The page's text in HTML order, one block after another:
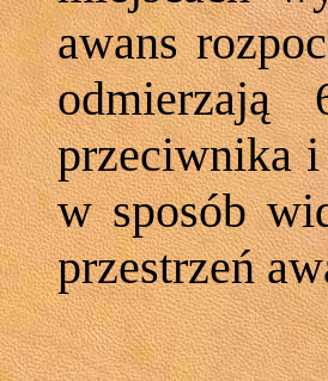
awans
przeciwnika i
w sposób
przestrzeń